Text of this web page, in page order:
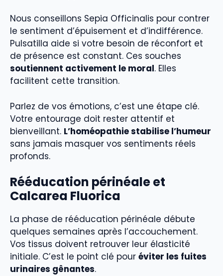
Nous conseillons Sepia Officinalis pour contrer
le sentiment d’épuisement et d’indifférence.
Pulsatilla aide si votre besoin de réconfort et
de présence est constant. Ces souches
soutiennent activement le moral. Elles
facilitent cette transition.
Parlez de vos émotions, c’est une étape clé.
Votre entourage doit rester attentif et
bienveillant. L’homéopathie stabilise l’humeur
sans jamais masquer vos sentiments réels
profonds.
Rééducation périnéale et
Calcarea Fluorica
La phase de rééducation périnéale débute
quelques semaines après l’accouchement.
Vos tissus doivent retrouver leur élasticité
initiale. C’est le point clé pour éviter les fuites
urinaires gênantes.